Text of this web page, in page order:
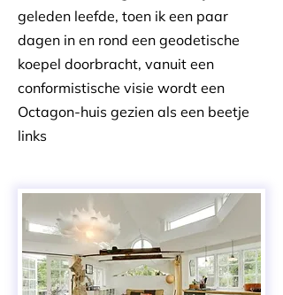
geleden leefde, toen ik een paar
dagen in en rond een geodetische
koepel doorbracht, vanuit een
conformistische visie wordt een
Octagon-huis gezien als een beetje
links